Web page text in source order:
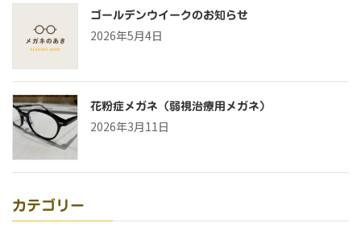
ゴールデンウイークのお知らせ
2026年5月4日
花粉症メガネ（弱視治療用メガネ）
2026年3月11日
カテゴリー